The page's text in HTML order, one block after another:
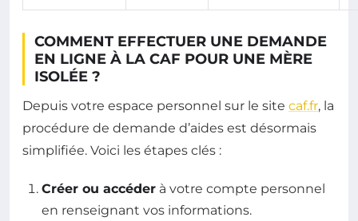
COMMENT EFFECTUER UNE DEMANDE
EN LIGNE À LA CAF POUR UNE MÈRE
ISOLÉE ?
Depuis votre espace personnel sur le site caf.fr, la
procédure de demande d’aides est désormais
simplifiée. Voici les étapes clés :
Créer ou accéder à votre compte personnel
en renseignant vos informations.